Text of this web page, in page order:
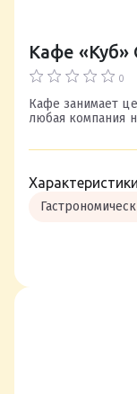
Кафе
0
Кафе занимает
любая компания
Характеристики